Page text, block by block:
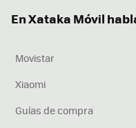
En Xataka Móvil
Movistar
Xiaomi
Guías de compra